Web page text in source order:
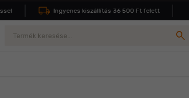
Ingyenes kiszállítás 36 500 Ft felett
search